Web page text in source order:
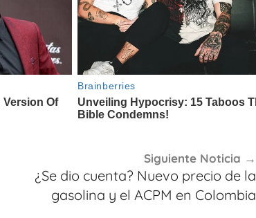
Siguiente Noticia
¿Se dio cuenta? Nuevo precio de la
gasolina y el ACPM en Colombia